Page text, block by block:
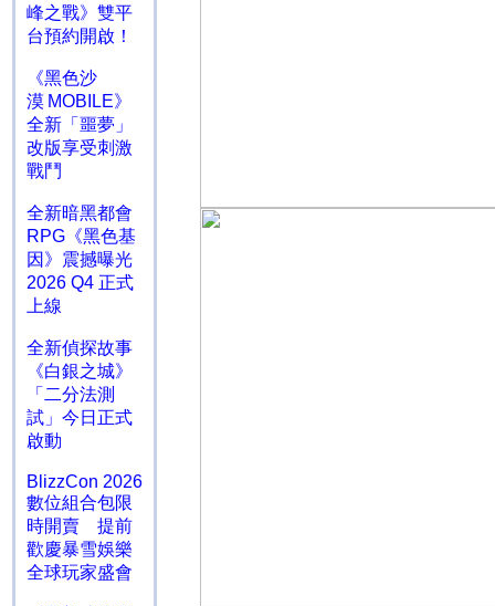
峰之戰》雙平
台預約開啟！
《黑色沙
漠 MOBILE》
全新「噩夢」
改版享受刺激
戰鬥
全新暗黑都會
RPG《黑色基
因》震撼曝光
2026 Q4 正式
上線
全新偵探故事
《白銀之城》
「二分法測
試」今日正式
啟動
BlizzCon 2026
數位組合包限
時開賣 提前
歡慶暴雪娛樂
全球玩家盛會